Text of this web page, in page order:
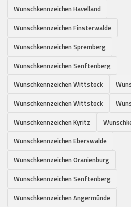
Wunschkennzeichen Havelland
Wunschkennzeichen Finsterwalde
Wunschkennzeichen Spremberg
Wunschkennzeichen Senftenberg
Wunschkennzeichen Wittstock
Wunschkennzeichen Wittstock
Wunschkennzeichen Kyritz
Wunschkennzeichen Eberswalde
Wunschkennzeichen Oranienburg
Wunschkennzeichen Senftenberg
Wunschkennzeichen Angermünde